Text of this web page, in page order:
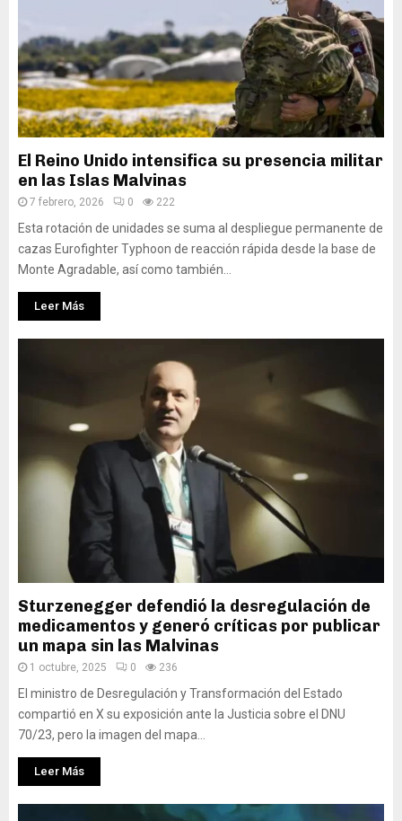
El Reino Unido intensifica su presencia militar
en las Islas Malvinas
7 febrero, 2026 0 222
Esta rotación de unidades se suma al despliegue permanente de
cazas Eurofighter Typhoon de reacción rápida desde la base de
Monte Agradable, así como también...
Leer Más
Sturzenegger defendió la desregulación de
medicamentos y generó críticas por publicar
un mapa sin las Malvinas
1 octubre, 2025 0 236
El ministro de Desregulación y Transformación del Estado
compartió en X su exposición ante la Justicia sobre el DNU
70/23, pero la imagen del mapa...
Leer Más